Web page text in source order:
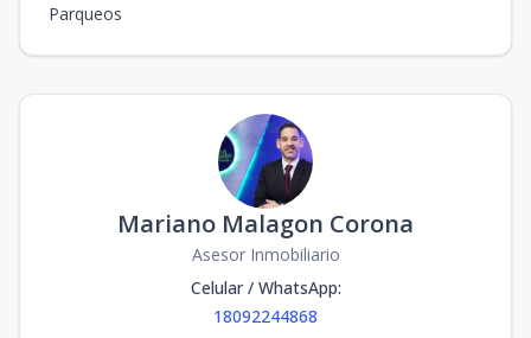
Parqueos
Mariano Malagon Corona
Asesor Inmobiliario
Celular / WhatsApp:
18092244868